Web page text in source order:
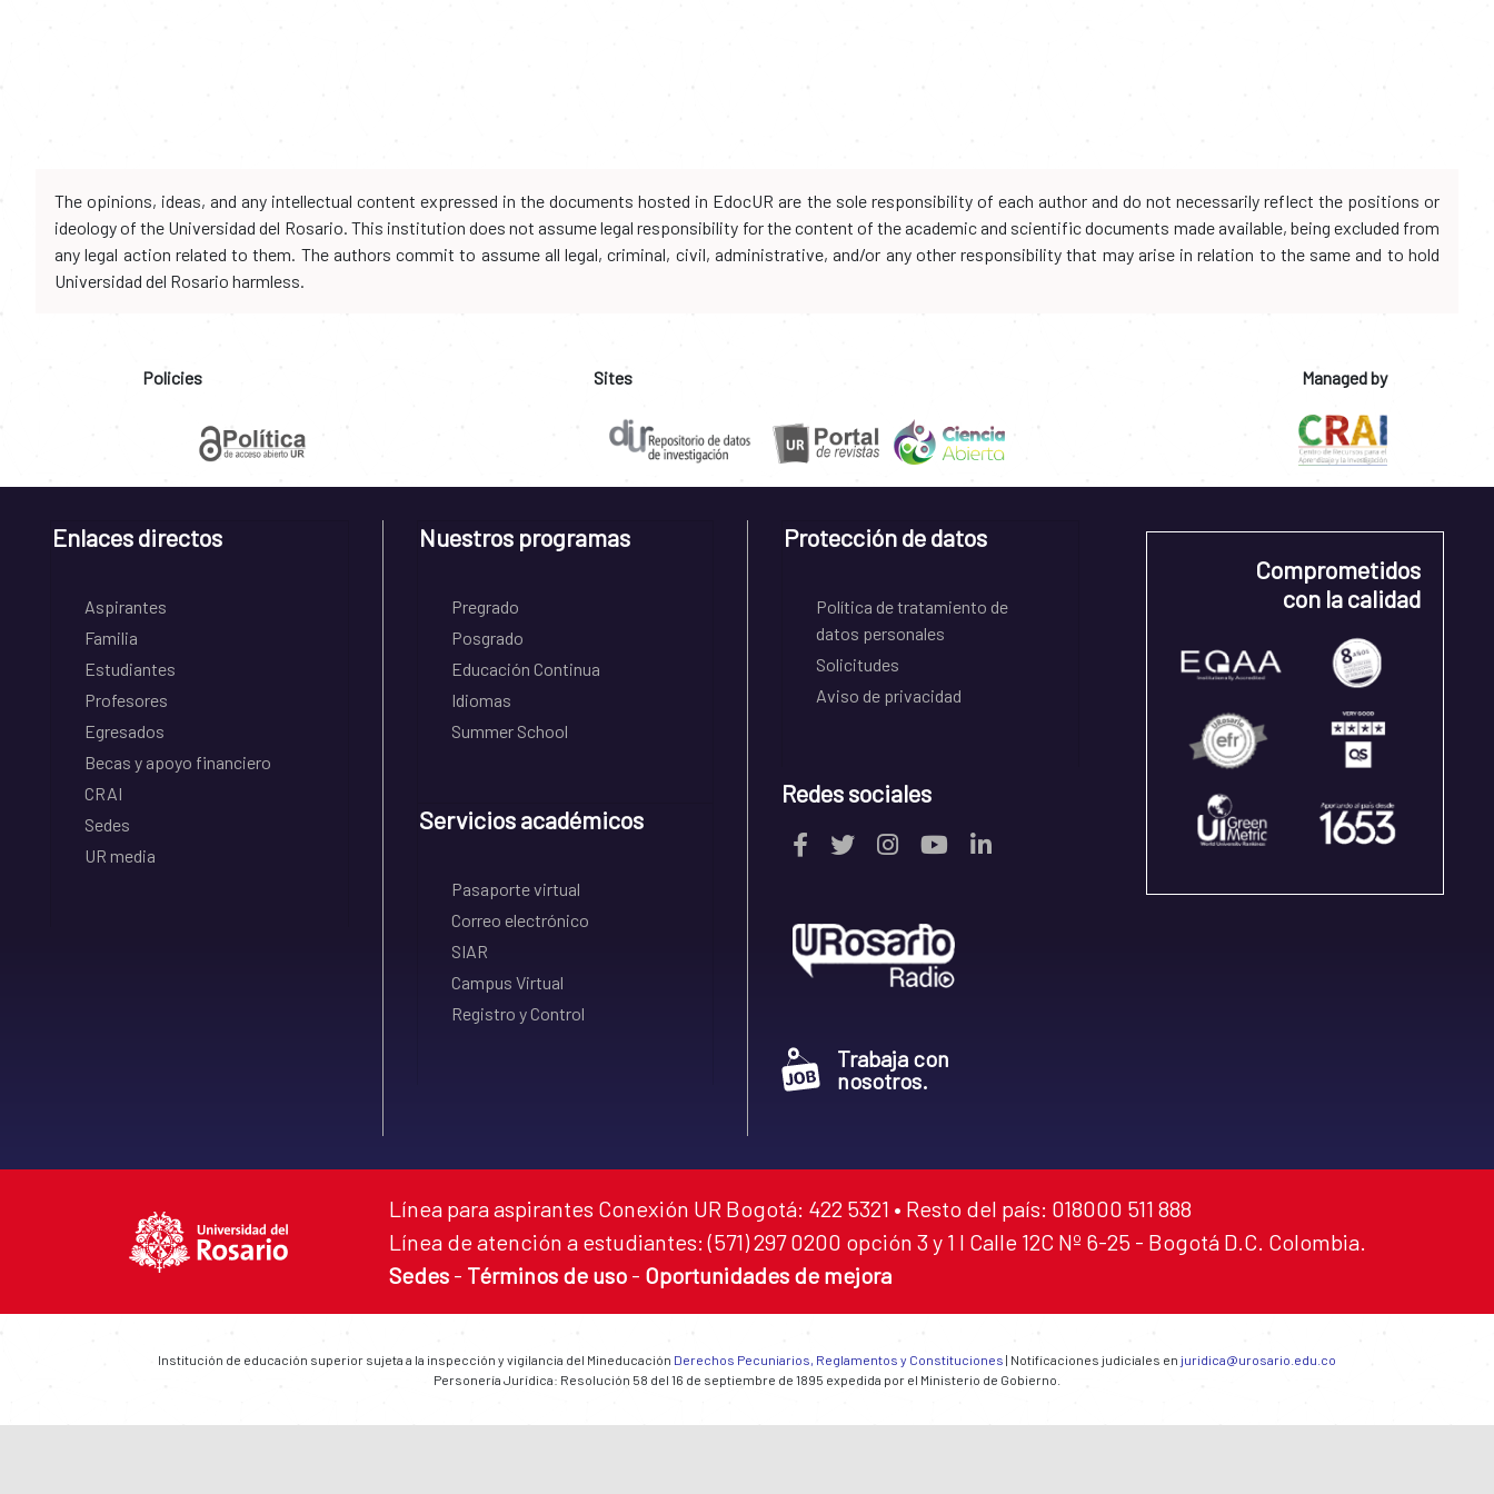
The opinions, ideas, and any intellectual content expressed in the documents hosted in EdocUR are the sole responsibility of each author and do not necessarily reflect the positions or
ideology of the Universidad del Rosario. This institution does not assume legal responsibility for the content of the academic and scientific documents made available, being excluded from
any legal action related to them. The authors commit to assume all legal, criminal, civil, administrative, and/or any other responsibility that may arise in relation to the same and to hold
Universidad del Rosario harmless.
Policies Sites Managed by
Enlaces directos
Aspirantes
Familia
Estudiantes
Profesores
Egresados
Becas y apoyo financiero
CRAI
Sedes
UR media
Nuestros programas
Pregrado
Posgrado
Educación Continua
Idiomas
Summer School
Servicios académicos
Pasaporte virtual
Correo electrónico
SIAR
Campus Virtual
Registro y Control
Protección de datos
Política de tratamiento de
datos personales
Solicitudes
Aviso de privacidad
Redes sociales
Trabaja con
nosotros.
Comprometidos
con la calidad
Línea para aspirantes Conexión UR Bogotá: 422 5321 • Resto del país: 018000 511 888
Línea de atención a estudiantes: (571) 297 0200 opción 3 y 1 I Calle 12C Nº 6-25 - Bogotá D.C. Colombia.
Sedes - Términos de uso - Oportunidades de mejora
Institución de educación superior sujeta a la inspección y vigilancia del Mineducación Derechos Pecuniarios, Reglamentos y Constituciones | Notificaciones judiciales en juridica@urosario.edu.co
Personería Jurídica: Resolución 58 del 16 de septiembre de 1895 expedida por el Ministerio de Gobierno.